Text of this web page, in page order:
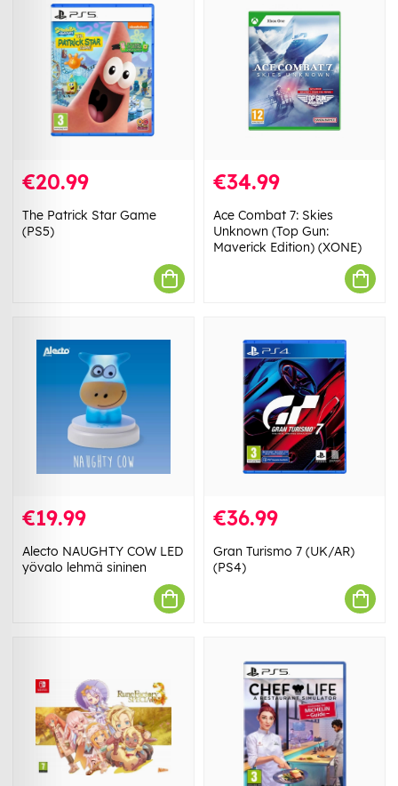
€20.99
The Patrick Star Game
(PS5)
€34.99
Ace Combat 7: Skies
Unknown (Top Gun:
Maverick Edition) (XONE)
€19.99
Alecto NAUGHTY COW LED
yövalo lehmä sininen
€36.99
Gran Turismo 7 (UK/AR)
(PS4)